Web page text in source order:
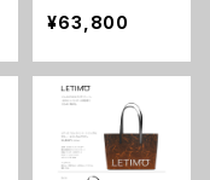
ー/プロポーズブ
ルー ■配送ま
で約１か月
¥63,800